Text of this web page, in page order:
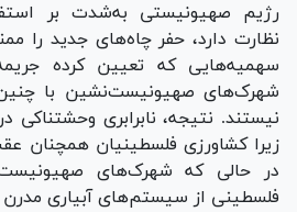
رژیم صهیونیستی به‌شدت بر
نظارت دارد، حفر چاه‌های جدید را
سهمیه‌هایی که تعیین کرده
شهرک‌های صهیونیست‌نشین با
نیستند. نتیجه، نابرابری
زیرا کشاورزی فلسطینیان همچنان
در حالی که شهرک‌های
فلسطینی از سیستم‌های آبیاری مدرن